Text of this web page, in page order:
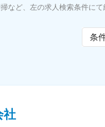
など、左の求人検索条件にて
条
社